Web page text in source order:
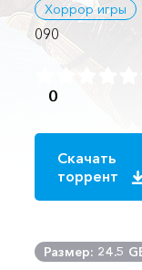
Хоррор игры
090
0
Скачать
торрент
Размер: 24.5